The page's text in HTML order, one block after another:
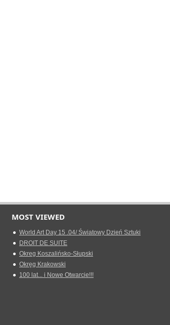
MOST VIEWED
World Art Day 15 .04/ Światowy Dzień Sztuki
DROIT DE SUITE
Okreg Koszalińsko-Słupski
Okręg Krakowski
100 lat... i Nowe Otwarcie!!!